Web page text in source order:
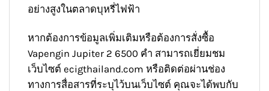
อย่างสูงในตลาดบุหรี่ไฟฟ้า
หากต้องการข้อมูลเพิ่มเติมหรือต้องการสั่งซื้อ
Vapengin Jupiter 2 6500 คำ สามารถเยี่ยมชม
เว็บไซต์ ecigthailand.com หรือติดต่อผ่านช่อง
ทางการสื่อสารที่ระบุไว้บนเว็บไซต์ คุณจะได้พบกับ